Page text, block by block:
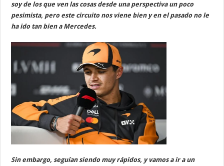
soy de los que ven las cosas desde una perspectiva un poco
pesimista, pero este circuito nos viene bien y en el pasado no le
ha ido tan bien a Mercedes.
Sin embargo, seguían siendo muy rápidos, y vamos a ir a un